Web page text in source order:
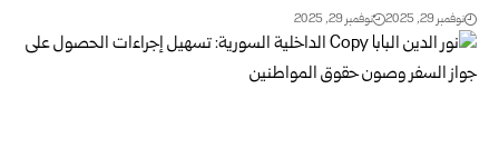
نوفمبر 29, 2025 نوفمبر 29, 2025